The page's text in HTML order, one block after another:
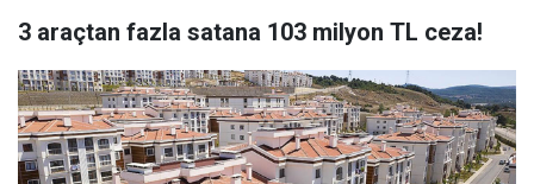
3 araçtan fazla satana 103 milyon TL ceza!